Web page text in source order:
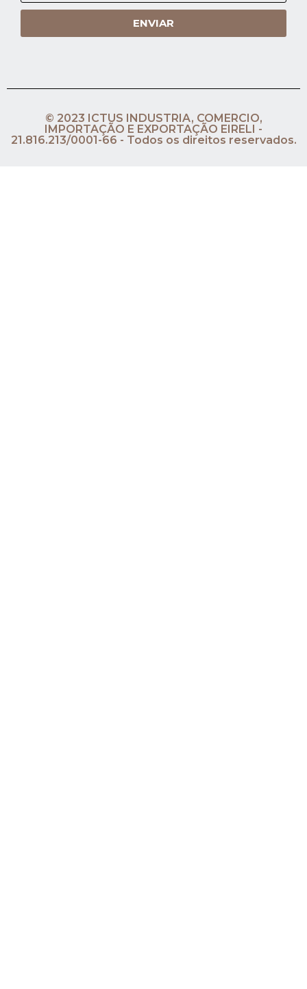
ENVIAR
© 2023 ICTUS INDUSTRIA, COMERCIO,
IMPORTAÇÃO E EXPORTAÇÃO EIRELI -
21.816.213/0001-66 - Todos os direitos reservados.